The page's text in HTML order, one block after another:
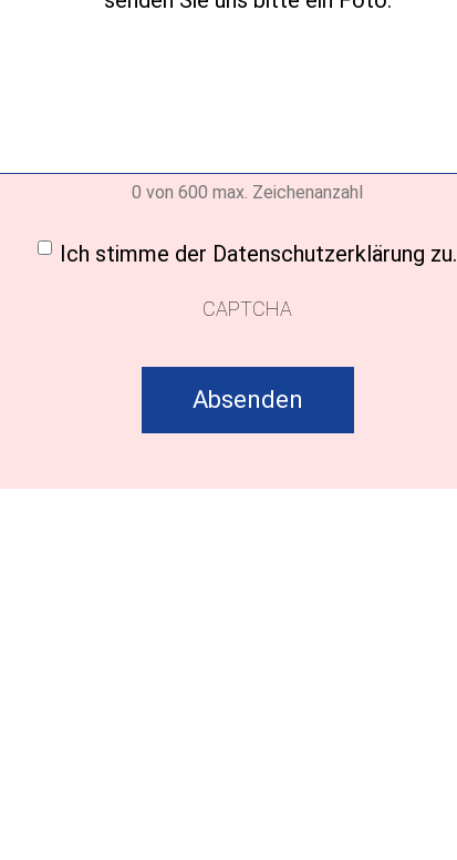
0 von 600 max. Zeichenanzahl
(erforderlich)
Ich stimme der Datenschutzerklärung zu.
CAPTCHA